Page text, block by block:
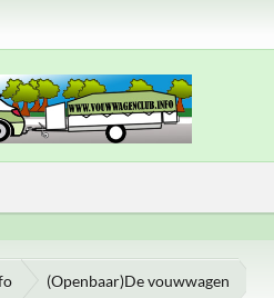
(Openbaar)De vouwwagen